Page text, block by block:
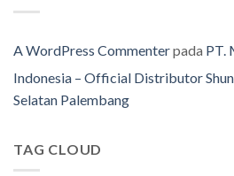
A WordPress Commenterpada PT.
Indonesia – Official Distributor
Selatan Palembang
TAG CLOUD